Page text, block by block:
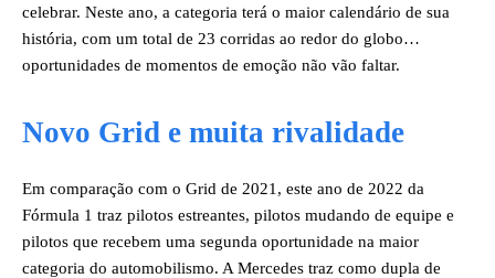
celebrar. Neste ano, a categoria terá o maior calendário de sua
história, com um total de 23 corridas ao redor do globo…
oportunidades de momentos de emoção não vão faltar.
Novo Grid e muita rivalidade
Em comparação com o Grid de 2021, este ano de 2022 da
Fórmula 1 traz pilotos estreantes, pilotos mudando de equipe e
pilotos que recebem uma segunda oportunidade na maior
categoria do automobilismo. A Mercedes traz como dupla de